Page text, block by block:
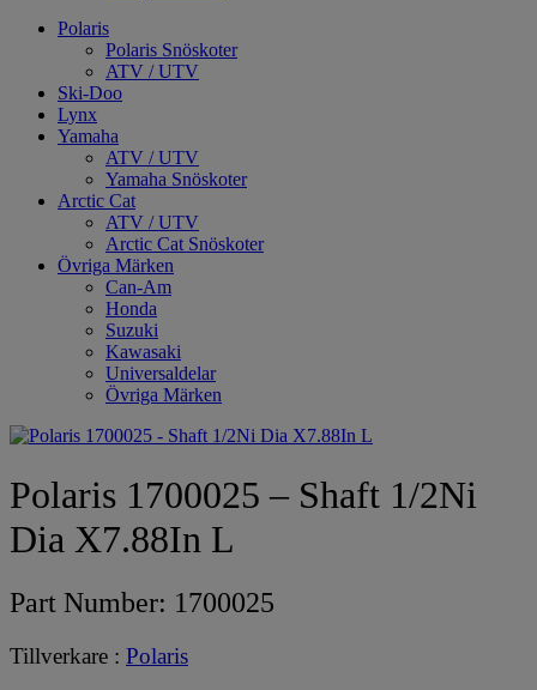
Polaris
Polaris Snöskoter
ATV / UTV
Ski-Doo
Lynx
Yamaha
ATV / UTV
Yamaha Snöskoter
Arctic Cat
ATV / UTV
Arctic Cat Snöskoter
Övriga Märken
Can-Am
Honda
Suzuki
Kawasaki
Universaldelar
Övriga Märken
Polaris 1700025 – Shaft 1/2Ni
Dia X7.88In L
Part Number: 1700025
Tillverkare : Polaris